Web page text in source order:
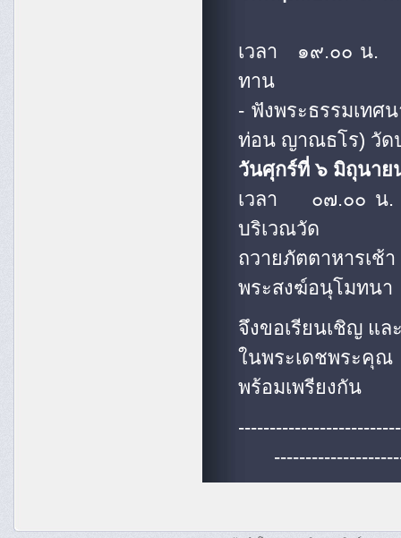
เวลา ๑๙.๐๐ น.
ทาน
- ฟังพระธรรมเท
ท่อน ญาณธโร) วัด
วันศุกร์ที่ ๖ มิถุนา
เวลา ๐๗.๐๐ น.
บริเวณวัด
ถวายภัตตาหารเช้า
พระสงฆ์อนุโมทนา
จึงขอเรียนเชิญ แ
ในพระเดชพระ
พร้อมเพรียงกัน